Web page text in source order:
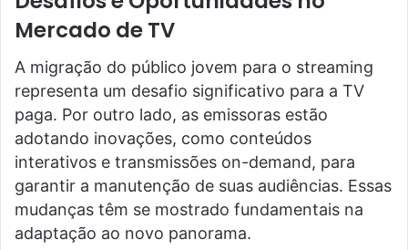
Mercado de TV
A migração do público jovem para o streaming
representa um desafio significativo para a TV
paga. Por outro lado, as emissoras estão
adotando inovações, como conteúdos
interativos e transmissões on-demand, para
garantir a manutenção de suas audiências. Essas
mudanças têm se mostrado fundamentais na
adaptação ao novo panorama.